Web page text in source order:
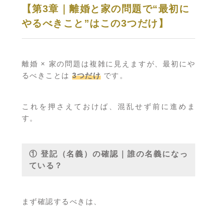
【第3章｜離婚と家の問題で“最初に
やるべきこと”はこの3つだけ】
離婚 × 家の問題は複雑に見えますが、最初にや
るべきことは3つだけ です。
これを押さえておけば、混乱せず前に進めま
す。
① 登記（名義）の確認｜誰の名義になっ
ている？
まず確認するべきは、